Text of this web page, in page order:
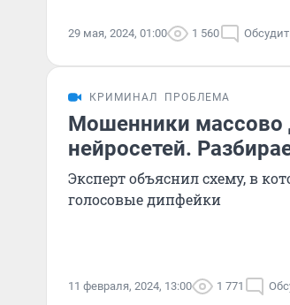
29 мая, 2024, 01:00 1 560
КРИМИНАЛ ПРОБЛЕМА
Мошенники массово
нейросетей.
Эксперт объяснил схему, в
голосовые дипфейки
11 февраля, 2024, 13:00 1 771